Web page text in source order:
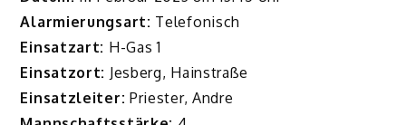
Alarmierungsart: Telefonisch
Einsatzart: H-Gas 1
Einsatzort: Jesberg, Hainstraße
Einsatzleiter: Priester, Andre